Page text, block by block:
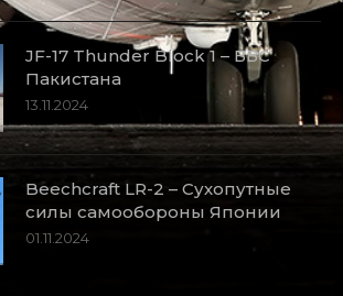
JF-17 Thunder Block 1 – ВВС
Пакистана
13.11.2024
Beechcraft LR-2 – Сухопутные
силы самообороны Японии
01.11.2024